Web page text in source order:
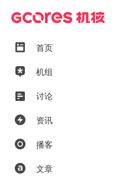
首页
机组
讨论
资讯
播客
文章